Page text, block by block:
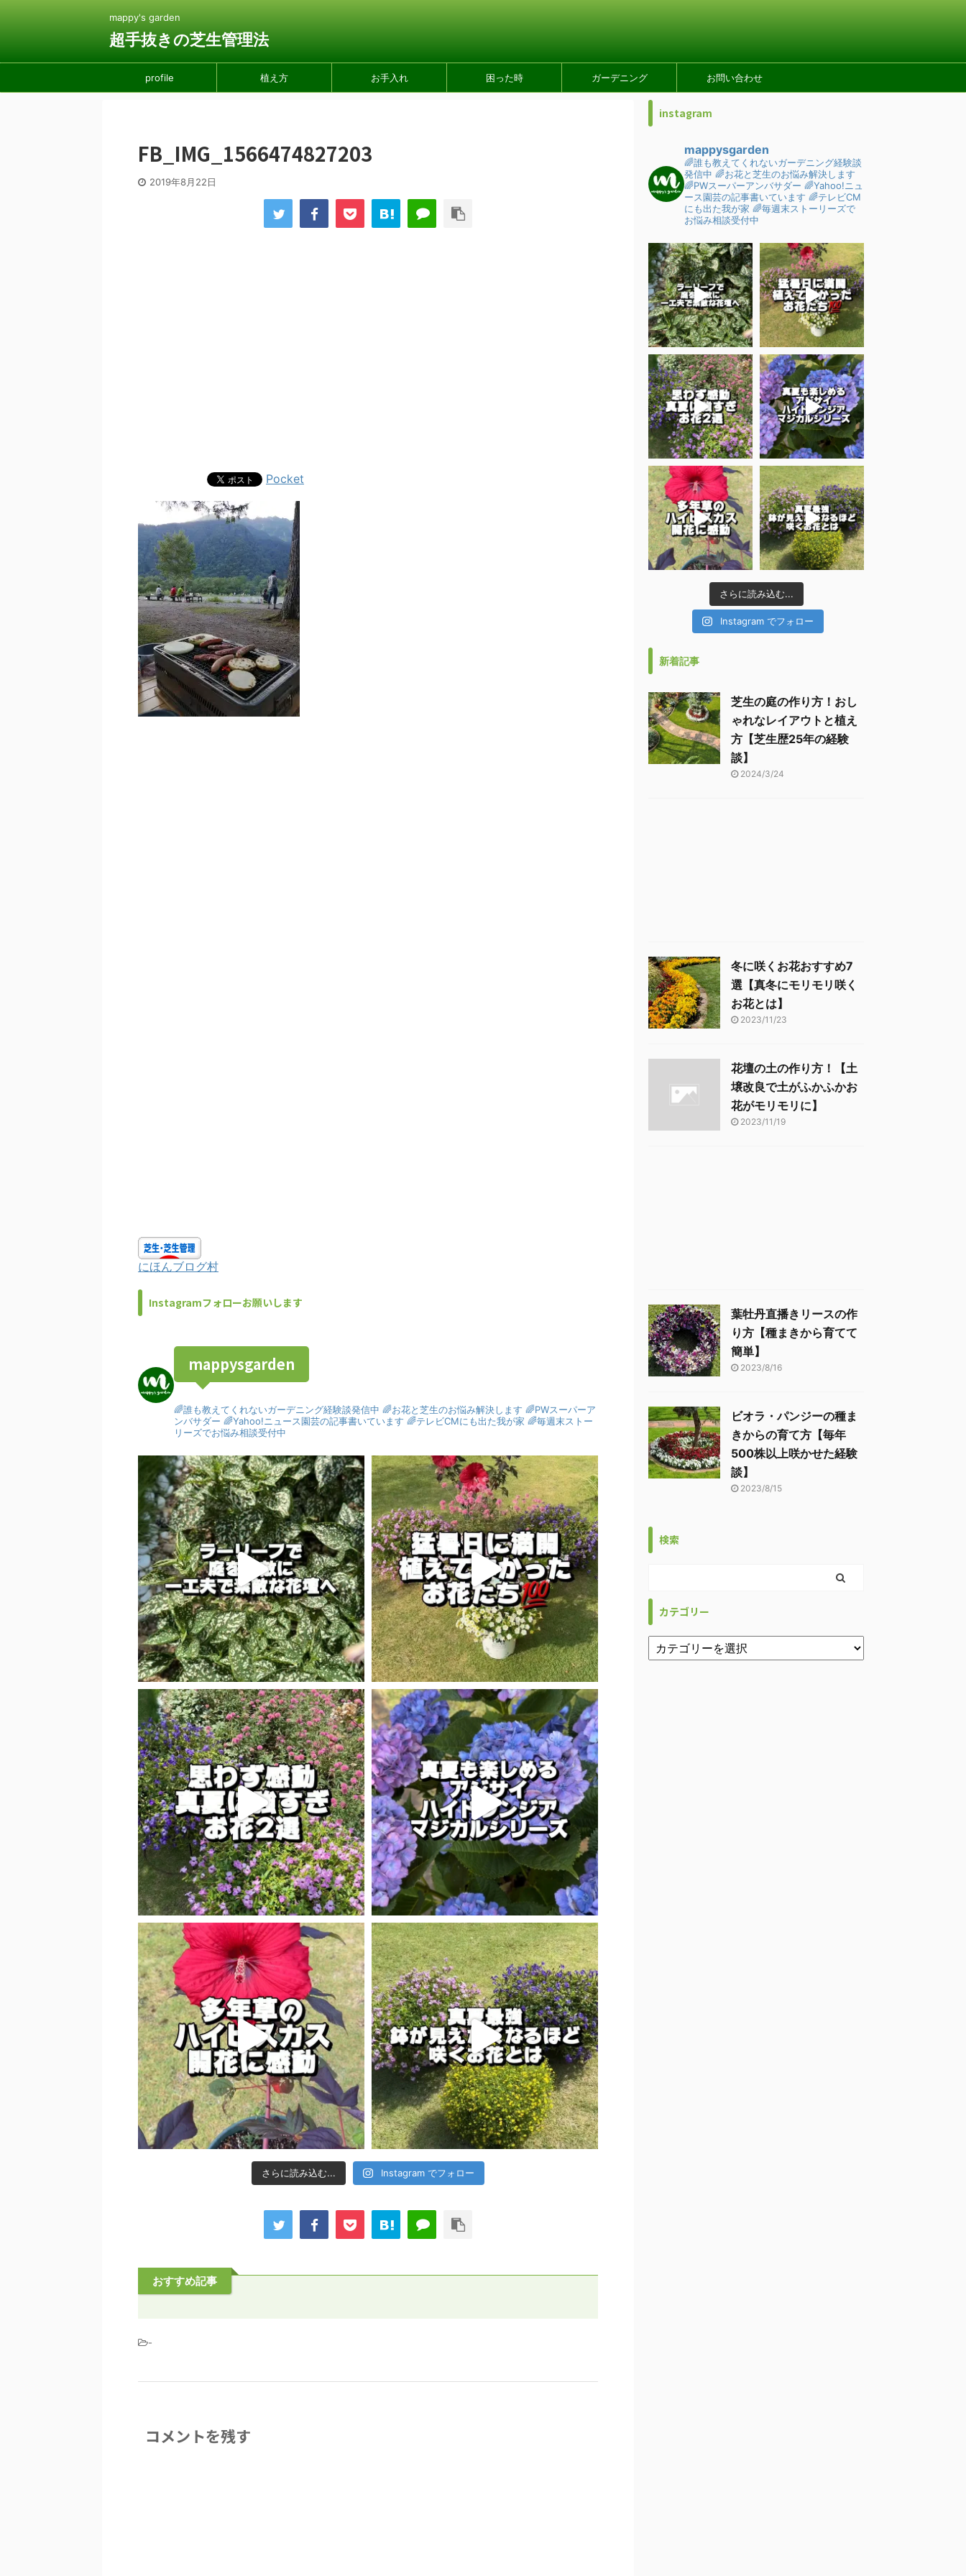
mappy's garden
超手抜きの芝生管理法
profile 植え方 お手入れ 困った時 ガーデニング お問い合わせ
FB_IMG_1566474827203
2019年8月22日
Pocket
にほんブログ村
Instagramフォローお願いします
mappysgarden
🌈誰も教えてくれないガーデニング経験談発信中 🌈お花と芝生のお悩み解決します 🌈PWスーパーア
ンバサダー 🌈Yahoo!ニュース園芸の記事書いています 🌈テレビCMにも出た我が家 🌈毎週末ストー
リーズでお悩み相談受付中
さらに読み込む... Instagram でフォロー
おすすめ記事
-
コメントを残す
instagram
mappysgarden
🌈誰も教えてくれないガーデニング経験談
発信中 🌈お花と芝生のお悩み解決します
🌈PWスーパーアンバサダー 🌈Yahoo!ニュ
ース園芸の記事書いています 🌈テレビCM
にも出た我が家 🌈毎週末ストーリーズで
お悩み相談受付中
さらに読み込む...
Instagram でフォロー
新着記事
芝生の庭の作り方！おし
ゃれなレイアウトと植え
方【芝生歴25年の経験
談】
2024/3/24
冬に咲くお花おすすめ7
選【真冬にモリモリ咲く
お花とは】
2023/11/23
花壇の土の作り方！【土
壌改良で土がふかふかお
花がモリモリに】
2023/11/19
葉牡丹直播きリースの作
り方【種まきから育てて
簡単】
2023/8/16
ビオラ・パンジーの種ま
きからの育て方【毎年
500株以上咲かせた経験
談】
2023/8/15
検索
カテゴリー